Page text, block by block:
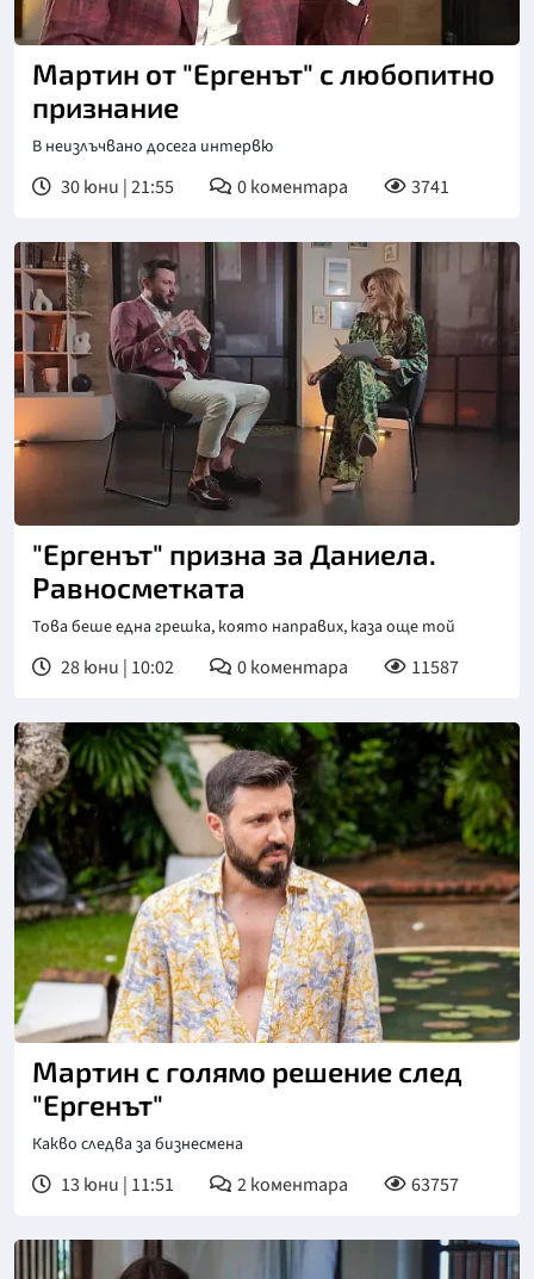
Снимка: bTV
Мартин от "Ергенът" с любопитно
признание
В неизлъчвано досега интервю
30 юни | 21:55 0коментара 3741
"Ергенът" призна за Даниела.
Равносметката
Това беше една грешка, която направих, каза още той
28 юни | 10:02 0коментара 11587
Снимка: bTV
Мартин с голямо решение след
"Ергенът"
Какво следва за бизнесмена
13 юни | 11:51 2коментара 63757